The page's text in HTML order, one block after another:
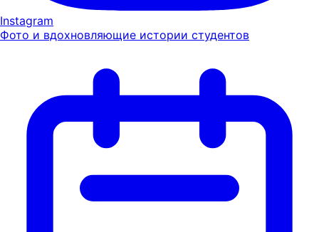
Instagram
Фото и вдохновляющие истории студентов